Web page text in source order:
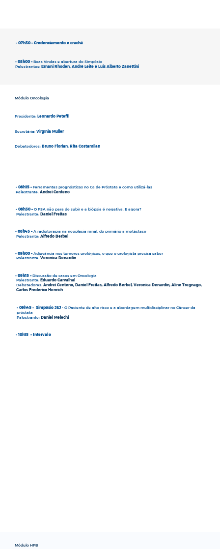
- 07h30 –Credenciamento e crachá
- ​08h00 –Boas Vindas e abertura do Simpósio
Palestrantes: Ernani Rhoden, André Leite e Luis Alberto Zanettini
Módulo Oncologia
Presidente: Leonardo Peteffi​
Secretária: Virgínia Muller​
Debatedores: Bruno Florian, Rita Costamilan
- 08h15 –Ferramentas prognósticas no Ca de Próstata e como utilizá-las
Palestrante:Andrei Centeno
- 08h30 –O PSA não para de subir e a biópsia é negativa. E agora?
Palestrante: Daniel Freitas
- 08h45 –A radioterapia na neoplasia renal, do primário a metástase
Palestrante: Alfredo Berbel
- 09h00 –Adjuvância nos tumores urológicos, o que o urologista precisa saber
Palestrante: Veronica Denardin
- 09h15 –Discussão de casos em Oncologia
Palestrante: Eduardo Carvalhal
Debatedores:Andrei Centeno, Daniel Freitas, Alfredo Berbel, Veronica Denardin, Aline Tregnago,
Carlos Frederico Henrich
- 09h45 - Simpósio J&J - O Paciente de alto risco e a abordagem multidisciplinar no Câncer da
próstata
Palestrante: Daniel Melechi
- 10h15 – Intervalo
Módulo HPB